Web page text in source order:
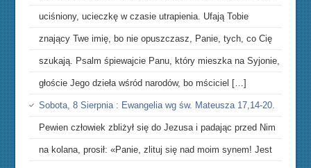
uciśniony, ucieczkę w czasie utrapienia. Ufają Tobie
znający Twe imię, bo nie opuszczasz, Panie, tych, co Cię
szukają. Psalm śpiewajcie Panu, który mieszka na Syjonie,
głoście Jego dzieła wśród narodów, bo mściciel […]
Sobota, 8 Sierpnia : Ewangelia wg św. Mateusza 17,14-20.
Pewien człowiek zbliżył się do Jezusa i padając przed Nim
na kolana, prosił: «Panie, zlituj się nad moim synem! Jest